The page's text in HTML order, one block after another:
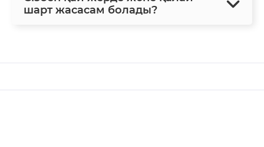
шарт жасасам болады?